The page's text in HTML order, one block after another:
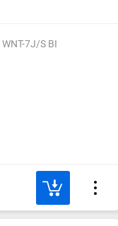
WNT-7J/S BI